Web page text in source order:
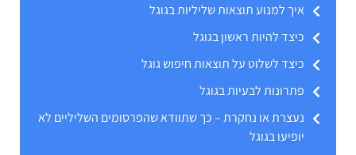
איך למנוע תוצאות שליליות בגוגל
כיצד להיות ראשון בגוגל
כיצד לשלוט על תוצאות חיפוש גוגל
פתרונות לבעיות בגוגל
נעצרת או נחקרת – כך שתוודא שהפרסומים השליליים לא
יופיעו בגוגל